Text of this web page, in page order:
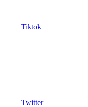
Tiktok
Twitter